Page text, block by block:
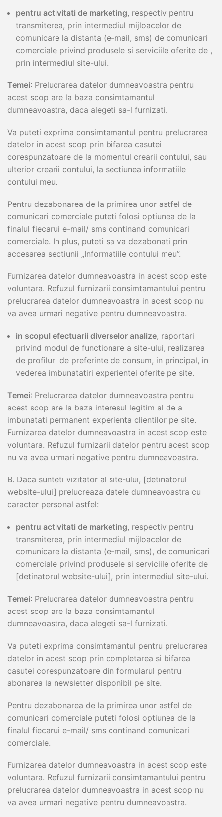
pentru activitati de marketing, respectiv pentru
transmiterea, prin intermediul mijloacelor de
comunicare la distanta (e-mail, sms) de comunicari
comerciale privind produsele si serviciile oferite de ,
prin intermediul site-ului.
Temei: Prelucrarea datelor dumneavoastra pentru
acest scop are la baza consimtamantul
dumneavoastra, daca alegeti sa-l furnizati.
Va puteti exprima consimtamantul pentru prelucrarea
datelor in acest scop prin bifarea casutei
corespunzatoare de la momentul crearii contului, sau
ulterior crearii contului, la sectiunea informatiile
contului meu.
Pentru dezabonarea de la primirea unor astfel de
comunicari comerciale puteti folosi optiunea de la
finalul fiecarui e-mail/ sms continand comunicari
comerciale. In plus, puteti sa va dezabonati prin
accesarea sectiunii „Informatiile contului meu”.
Furnizarea datelor dumneavoastra in acest scop este
voluntara. Refuzul furnizarii consimtamantului pentru
prelucrarea datelor dumneavoastra in acest scop nu
va avea urmari negative pentru dumneavoastra.
in scopul efectuarii diverselor analize, raportari
privind modul de functionare a site-ului, realizarea
de profiluri de preferinte de consum, in principal, in
vederea imbunatatiri experientei oferite pe site.
Temei: Prelucrarea datelor dumneavoastra pentru
acest scop are la baza interesul legitim al de a
imbunatati permanent experienta clientilor pe site.
Furnizarea datelor dumneavoastra in acest scop este
voluntara. Refuzul furnizarii datelor pentru acest scop
nu va avea urmari negative pentru dumneavoastra.
B. Daca sunteti vizitator al site-ului, [detinatorul
website-ului] prelucreaza datele dumneavoastra cu
caracter personal astfel:
pentru activitati de marketing, respectiv pentru
transmiterea, prin intermediul mijloacelor de
comunicare la distanta (e-mail, sms), de comunicari
comerciale privind produsele si serviciile oferite de
[detinatorul website-ului], prin intermediul site-ului.
Temei: Prelucrarea datelor dumneavoastra pentru
acest scop are la baza consimtamantul
dumneavoastra, daca alegeti sa-l furnizati.
Va puteti exprima consimtamantul pentru prelucrarea
datelor in acest scop prin completarea si bifarea
casutei corespunzatoare din formularul pentru
abonarea la newsletter disponibil pe site.
Pentru dezabonarea de la primirea unor astfel de
comunicari comerciale puteti folosi optiunea de la
finalul fiecarui e-mail/ sms continand comunicari
comerciale.
Furnizarea datelor dumneavoastra in acest scop este
voluntara. Refuzul furnizarii consimtamantului pentru
prelucrarea datelor dumneavoastra in acest scop nu
va avea urmari negative pentru dumneavoastra.